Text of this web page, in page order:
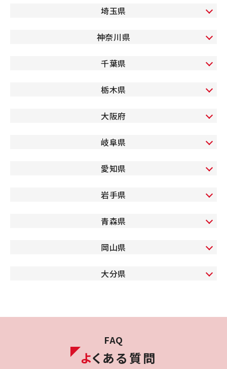
埼玉県
神奈川県
千葉県
栃木県
大阪府
岐阜県
愛知県
岩手県
青森県
岡山県
大分県
FAQ
よくある質問